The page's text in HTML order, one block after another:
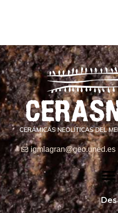
igmlagran@geo.uned.es